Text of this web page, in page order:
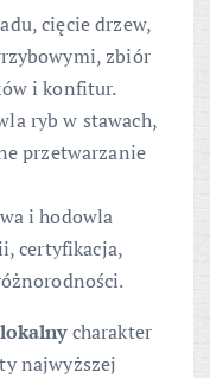
cięcie drzew,
zbiór
i konfitur.
ryb w stawach,
przetwarzanie
i hodowla
certyfikacja,
lokalnycharakter
najwyższej